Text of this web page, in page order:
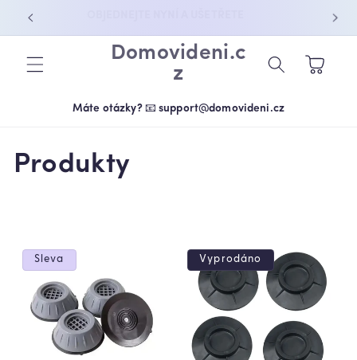
PŘEJÍT K
Domovideni.c
z
Košík
Máte otázky? 📧 support@domovideni.cz
K
e
Produkty
Sleva Vyprodáno